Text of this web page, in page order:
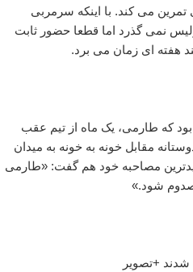
تمرین می کند. با اینکه سرمربی
نمی گذرد اما قطعا حضور ثابت
هفته ای زمان می برد.
بود که طارمی، یک ماه از تیم عقب
مقابل خونه به خونه به میدان
مصاحبه خود هم گفت: «طارمی
شود.»
+تصویر